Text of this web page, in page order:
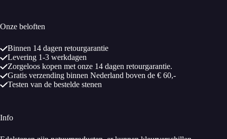
Onze beloften
Binnen 14 dagen retourgarantie
Levering 1-3 werkdagen
Zorgeloos kopen met onze 14 dagen retourgarantie.
Gratis verzending binnen Nederland boven de € 60,-
Testen van de bestelde stenen
Info